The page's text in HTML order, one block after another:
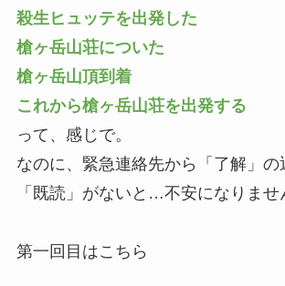
殺生ヒュッテを出発した
槍ヶ岳山荘についた
槍ヶ岳山頂到着
これから槍ヶ岳山荘を出発する
って、感じで。
なのに、緊急連絡先から「了解」の
「既読」がないと…不安になりませ
第一回目はこちら